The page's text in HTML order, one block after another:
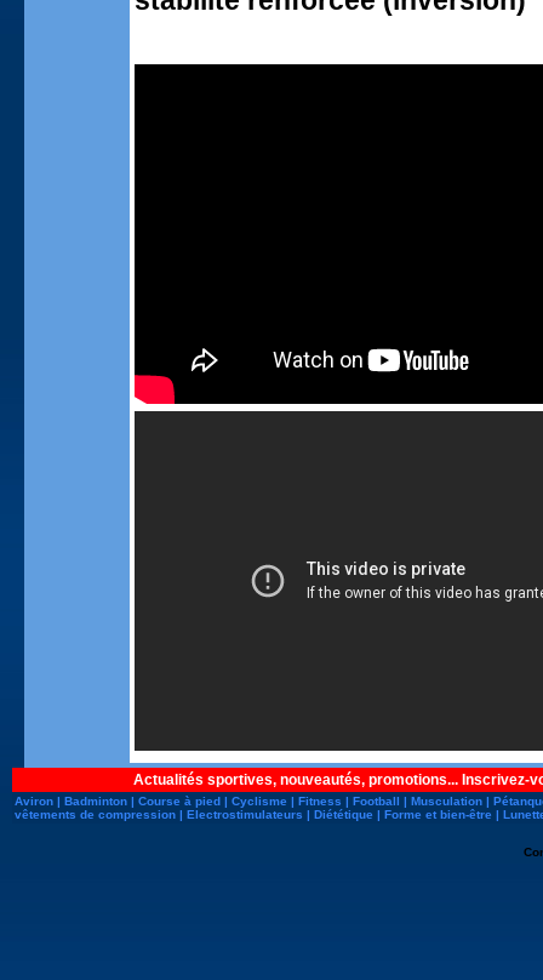
Actualités sportives, nouveautés, promotions... Inscrivez-
Aviron | Badminton | Course à pied | Cyclisme | Fitness | Football | Musculation |
vêtements de compression | Electrostimulateurs | Diététique | Forme et bien-être |